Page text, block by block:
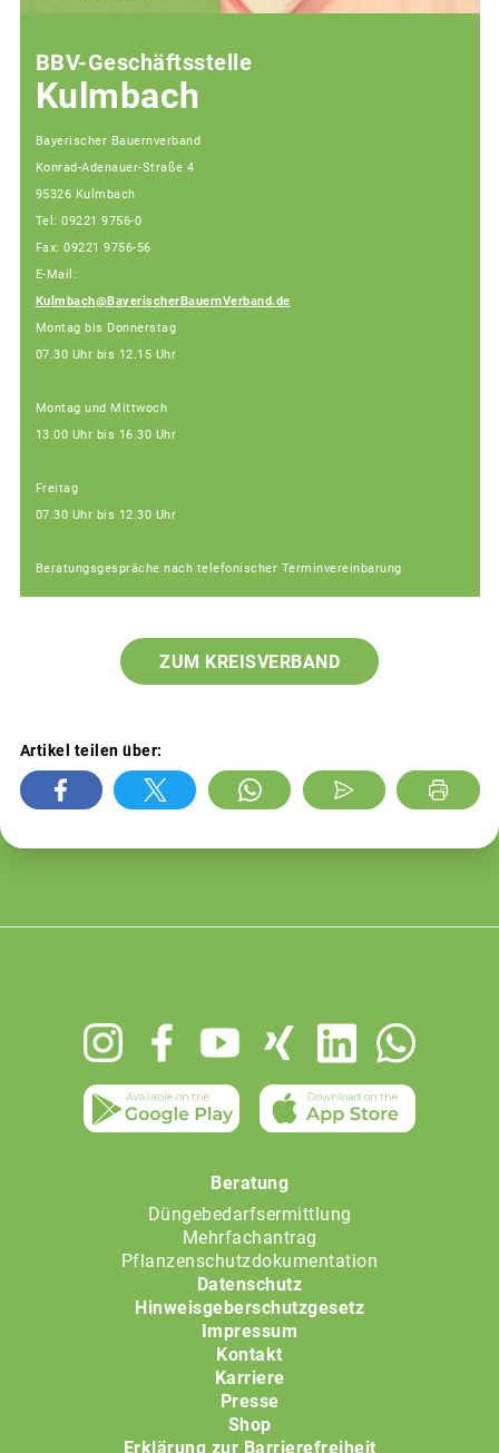
BBV-Geschäftsstelle
Kulmbach
Bayerischer Bauernverband
Konrad-Adenauer-Straße 4
95326 Kulmbach
Tel: 09221 9756-0
Fax: 09221 9756-56
E-Mail:
Kulmbach@BayerischerBauernVerband.de
Montag bis Donnerstag
07.30 Uhr bis 12.15 Uhr
Montag und Mittwoch
13.00 Uhr bis 16.30 Uhr
Freitag
07.30 Uhr bis 12.30 Uhr
Beratungsgespräche nach telefonischer Terminvereinbarung
ZUM KREISVERBAND
Artikel teilen über:
Beratung
Düngebedarfsermittlung
Mehrfachantrag
Pflanzenschutzdokumentation
Datenschutz
Hinweisgeberschutzgesetz
Impressum
Kontakt
Karriere
Presse
Shop
Erklärung zur Barrierefreiheit